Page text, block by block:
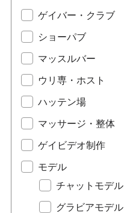
ゲイバー・クラブ
ショーパブ
マッスルバー
ウリ専・ホスト
ハッテン場
マッサージ・整体
ゲイビデオ制作
モデル
チャットモデル
グラビアモデル